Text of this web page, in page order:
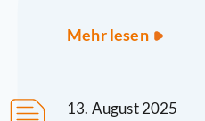
Mehr lesen
13. August 2025